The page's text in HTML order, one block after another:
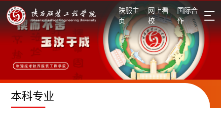
陕服主
页
网上看
校
国际合
作
招生信息网
本科专业